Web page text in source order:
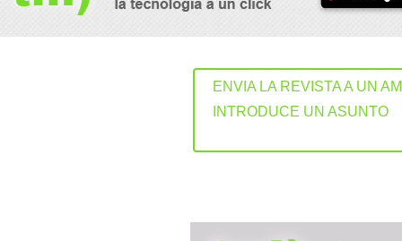
ENVIA LA REVISTA A UN
INTRODUCE UN ASUNTO